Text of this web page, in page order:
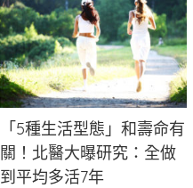
「5種生活型態」和壽命有
關！北醫大曝研究：全做
到平均多活7年